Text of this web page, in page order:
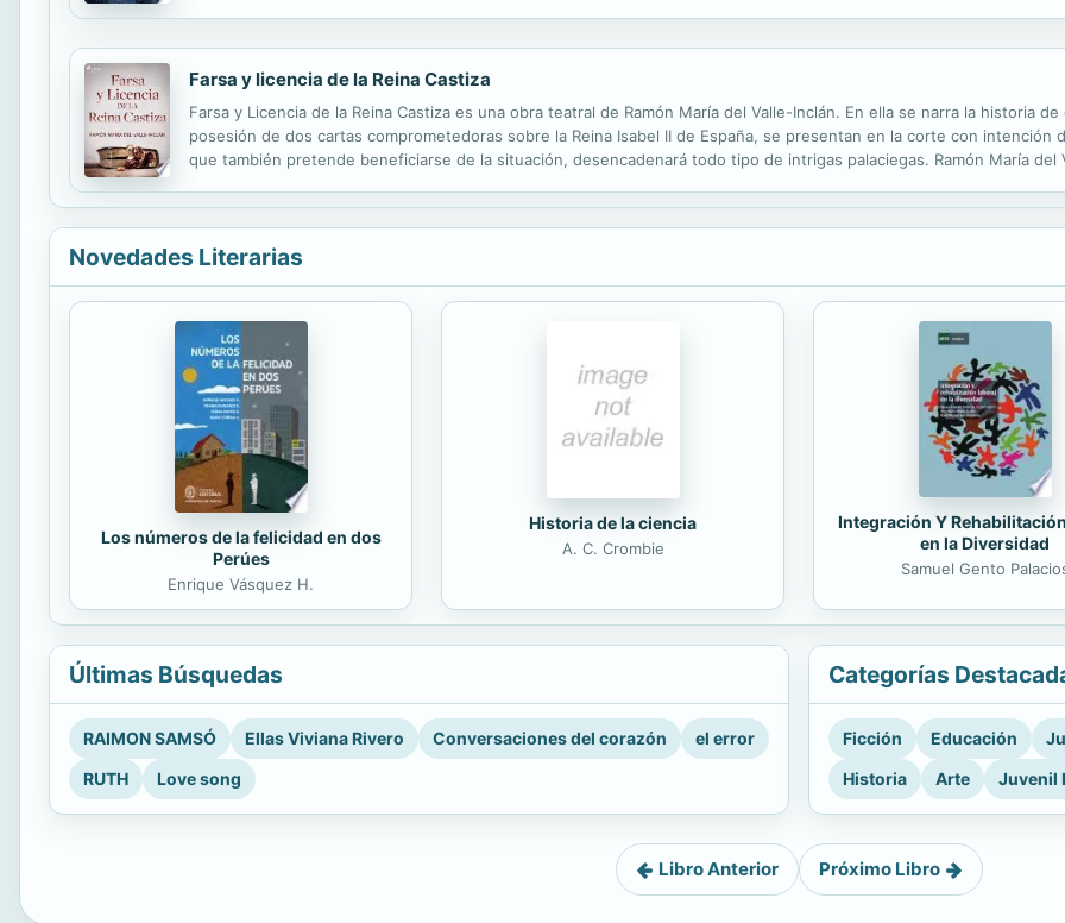
Farsa y licencia de la Reina Castiza
Farsa y Licencia de la Reina Castiza es una obra teatral de Ramón María del Valle-Inclán. En ella se narra la historia
posesión de dos cartas comprometedoras sobre la Reina Isabel II de España, se presentan en la corte con intención
que también pretende beneficiarse de la situación, desencadenará todo tipo de intrigas palaciegas. Ramón María
Novedades Literarias
Los números de la felicidad en dos
Perúes
Enrique Vásquez H.
Historia de la ciencia
A. C. Crombie
Integración Y
en la Diversidad
Samuel Gento
Últimas Búsquedas
RAIMON SAMSÓ Ellas Viviana Rivero Conversaciones del corazón
el error
RUTH
Love song
Categorías
Ficción Educación
Historia
Arte Juvenil
Libro Anterior Próximo Libro